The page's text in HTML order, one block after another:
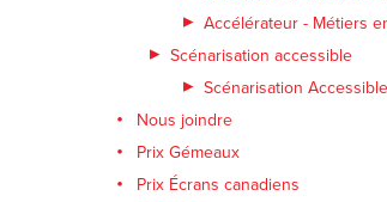
Accélérateur - Métiers
Scénarisation accessible
Scénarisation
Nous joindre
Prix Gémeaux
Prix Écrans canadiens